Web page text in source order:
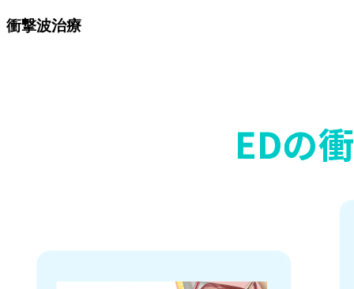
衝撃波治療